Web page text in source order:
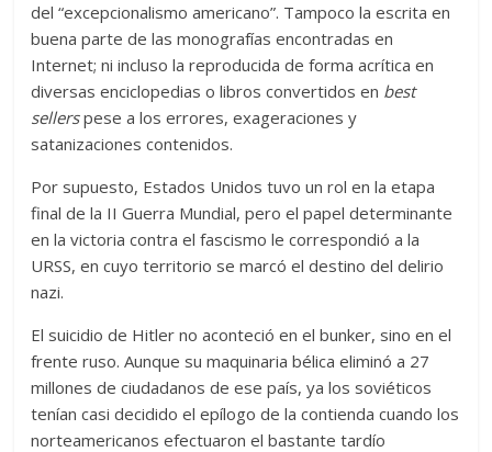
del “excepcionalismo americano”. Tampoco la escrita en
buena parte de las monografías encontradas en
Internet; ni incluso la reproducida de forma acrítica en
diversas enciclopedias o libros convertidos en best
sellerspese a los errores, exageraciones y
satanizaciones contenidos.
Por supuesto, Estados Unidos tuvo un rol en la etapa
final de la II Guerra Mundial, pero el papel determinante
en la victoria contra el fascismo le correspondió a la
URSS, en cuyo territorio se marcó el destino del delirio
nazi.
El suicidio de Hitler no aconteció en el bunker, sino en el
frente ruso. Aunque su maquinaria bélica eliminó a 27
millones de ciudadanos de ese país, ya los soviéticos
tenían casi decidido el epílogo de la contienda cuando los
norteamericanos efectuaron el bastante tardío